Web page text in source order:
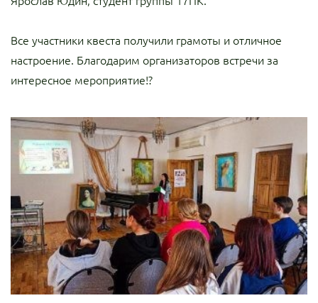
Все участники квеста получили грамоты и отличное
настроение. Благодарим организаторов встречи за
интересное мероприятие!?